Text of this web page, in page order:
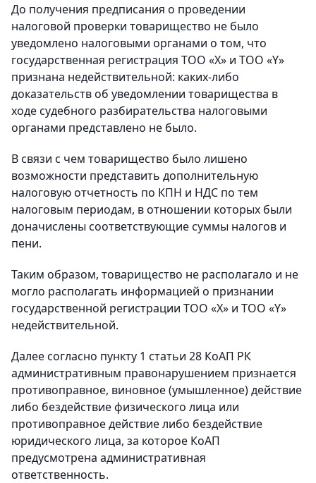
До получения предписания о проведении
налоговой проверки товарищество не было
уведомлено налоговыми органами о том, что
государственная регистрация ТОО «Х» и ТОО «Y»
признана недействительной: каких-либо
доказательств об уведомлении товарищества в
ходе судебного разбирательства налоговыми
органами представлено не было.
В связи с чем товарищество было лишено
возможности представить дополнительную
налоговую отчетность по КПН и НДС по тем
налоговым периодам, в отношении которых были
доначислены соответствующие суммы налогов и
пени.
Таким образом, товарищество не располагало и не
могло располагать информацией о признании
государственной регистрации ТОО «Х» и ТОО «Y»
недействительной.
Далее согласно пункту 1 статьи 28 КоАП РК
административным правонарушением признается
противоправное, виновное (умышленное) действие
либо бездействие физического лица или
противоправное действие либо бездействие
юридического лица, за которое КоАП
предусмотрена административная
ответственность.